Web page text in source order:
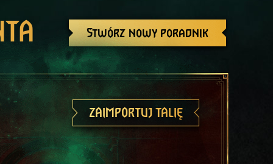
Stwórz nowy poradnik
ZAIMPORTUJ TALIĘ